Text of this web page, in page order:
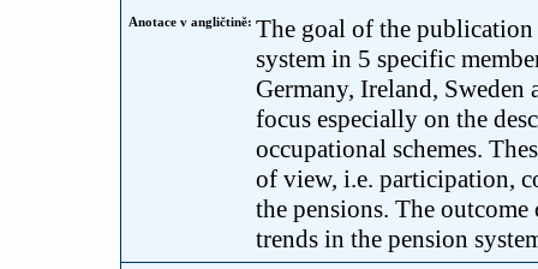
Anotace v angličtině: The goal of the
system in 5 specific
Germany, Ireland,
focus especially on the
occupational schemes.
of view, i.e. participation,
the pensions. The
trends in the pension